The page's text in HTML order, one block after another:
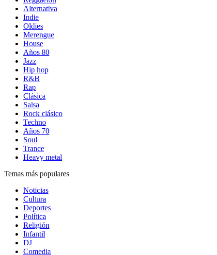
Alternativa
Indie
Oldies
Merengue
House
Años 80
Jazz
Hip hop
R&B
Rap
Clásica
Salsa
Rock clásico
Techno
Años 70
Soul
Trance
Heavy metal
Temas más populares
Noticias
Cultura
Deportes
Política
Religión
Infantil
DJ
Comedia